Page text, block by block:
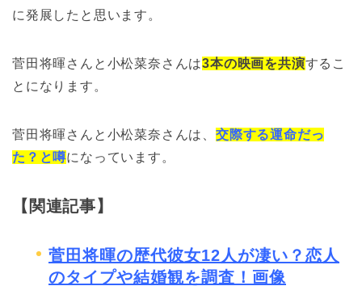
に発展したと思います。
菅田将暉さんと小松菜奈さんは3本の映画を共演するこ
とになります。
菅田将暉さんと小松菜奈さんは、 交際する運命だっ
た？と噂になっています。
【関連記事】
菅田将暉の歴代彼女12人が凄い？恋人
のタイプや結婚観を調査！画像